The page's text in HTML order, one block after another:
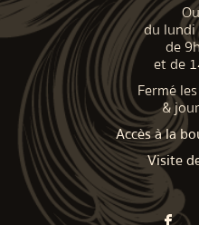
du lundi
de
et de
Fermé
&
Accès à la
Visite